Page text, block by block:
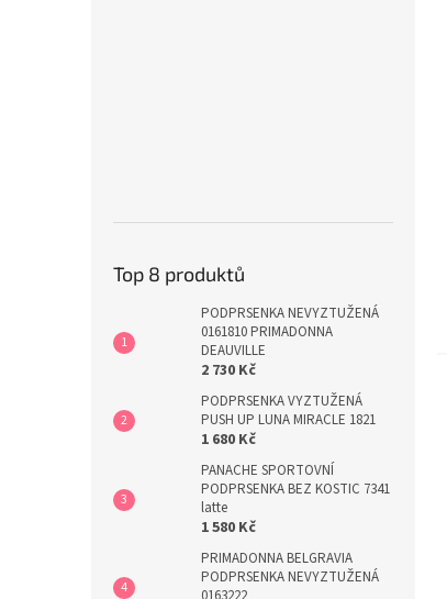
Top 8 produktů
PODPRSENKA NEVYZTUŽENÁ
0161810 PRIMADONNA
DEAUVILLE
2 730 Kč
PODPRSENKA VYZTUŽENÁ
PUSH UP LUNA MIRACLE 1821
1 680 Kč
PANACHE SPORTOVNÍ
PODPRSENKA BEZ KOSTIC 7341
latte
1 580 Kč
PRIMADONNA BELGRAVIA
PODPRSENKA NEVYZTUŽENÁ